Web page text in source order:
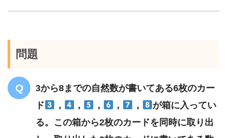
問題
3から8までの自然数が書いてある6枚のカー
ド
， ， ， ， ，
が箱に入ってい
る。この箱から2枚のカードを同時に取り出